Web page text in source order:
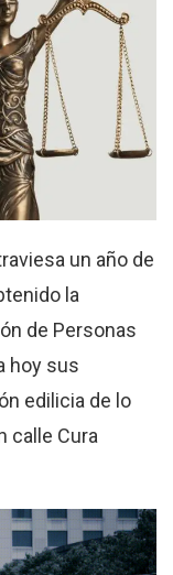
un año de
la
de Personas
hoy sus
edilicia de lo
calle Cura